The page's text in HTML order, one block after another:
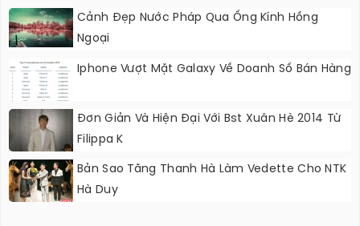
Cảnh Đẹp Nước Pháp Qua Ống Kính Hồng
Ngoại
Iphone Vượt Mặt Galaxy Về Doanh Số Bán Hàng
Đơn Giản Và Hiện Đại Với Bst Xuân Hè 2014 Từ
Filippa K
Bản Sao Tăng Thanh Hà Làm Vedette Cho NTK
Hà Duy